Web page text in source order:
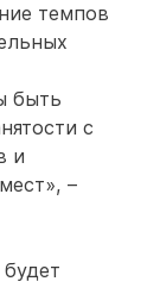
темпов
быть
с
и
–